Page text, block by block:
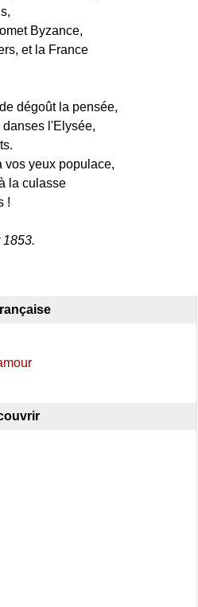
Byzance,
et la France
dégoût la pensée,
l'Elysée,
vos yeux populace,
la culasse
!
1853.